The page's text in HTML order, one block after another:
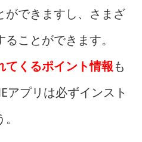
ができますし、さまざ
ことができます。
てくるポイント情報も
アプリは必ずインスト